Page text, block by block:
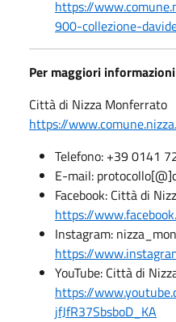
https://
900-collezione-
Per maggiori informazioni
Città di Nizza Monferrato
https://
Telefono: +39 0141
E-mail:
Facebook: Città di
https://
Instagram:
https://
YouTube: Città di
https://
jfJfR37SbsboD_KA